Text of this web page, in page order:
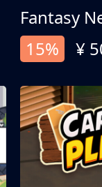
Fantasy
15%
¥